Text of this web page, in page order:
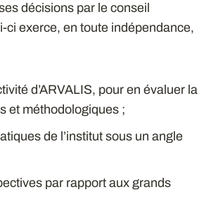
décisions par le conseil
ci exerce, en toute indépendance,
d’ARVALIS, pour en évaluer la
et méthodologiques ;
de l’institut sous un angle
par rapport aux grands